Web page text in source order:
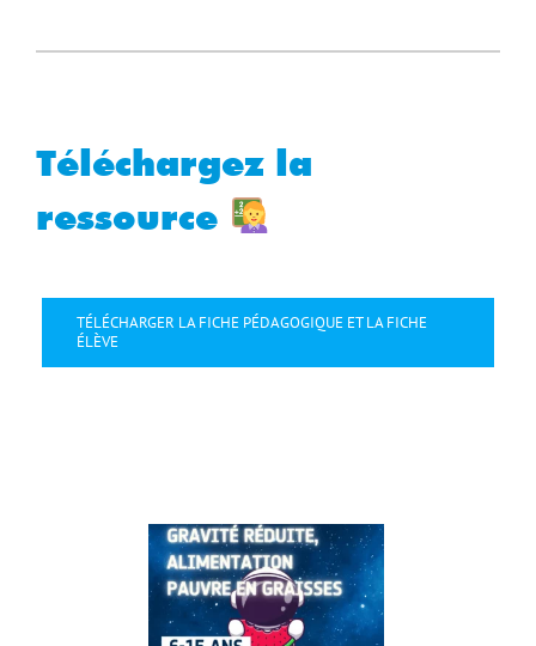
Téléchargez la
ressource
TÉLÉCHARGER LA FICHE PÉDAGOGIQUE ET LA FICHE
ÉLÈVE